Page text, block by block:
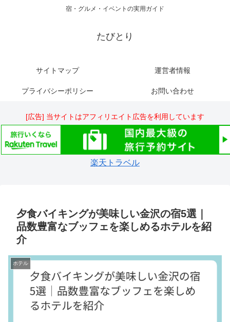
宿・グルメ・イベントの実用ガイド
たびとり
サイトマップ 運営者情報
プライバシーポリシー お問い合わせ
[広告] 当サイトはアフィリエイト広告を利用しています
楽天トラベル
夕食バイキングが美味しい金沢の宿5選｜
品数豊富なブッフェを楽しめるホテルを紹
介
ホテル